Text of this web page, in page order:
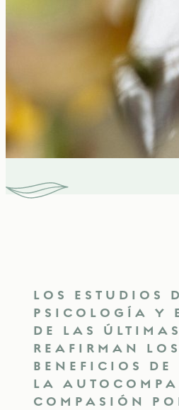
LOS ESTUDIOS
PSICOLOGÍA Y
DE LAS
REAFIRMAN LOS
BENEFICIOS DE
LA
COMPASIÓN